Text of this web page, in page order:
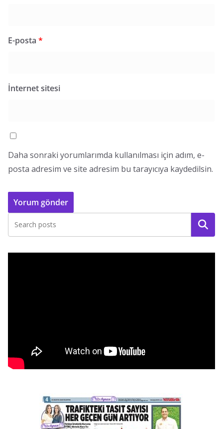
E-posta *
İnternet sitesi
Daha sonraki yorumlarımda kullanılması için adım, e-
posta adresim ve site adresim bu tarayıcıya kaydedilsin.
Ara